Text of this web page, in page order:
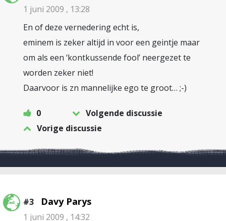
1 juni 2009 , 13:28
En of deze vernedering echt is,
eminem is zeker altijd in voor een geintje maar
om als een ‘kontkussende fool’ neergezet te
worden zeker niet!
Daarvoor is zn mannelijke ego te groot… ;-)
0
Volgende discussie
Vorige discussie
#3 Davy Parys
1 juni 2009 , 14:32